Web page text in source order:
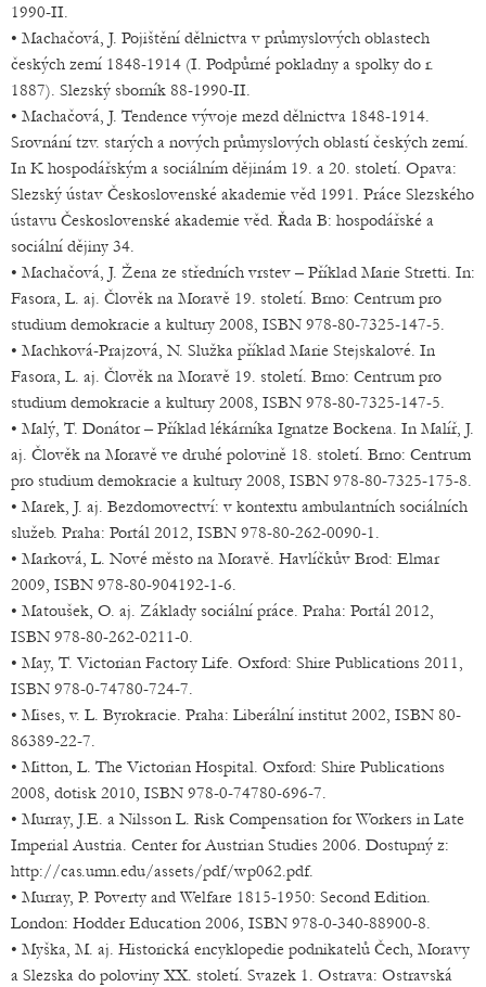
1990-II.
• Machačová, J. Pojištění dělnictva v průmyslových oblastech
českých zemí 1848-1914 (I. Podpůrné pokladny a spolky do r.
1887). Slezský sborník 88-1990-II.
• Machačová, J. Tendence vývoje mezd dělnictva 1848-1914.
Srovnání tzv. starých a nových průmyslových oblastí českých zemí.
In K hospodářským a sociálním dějinám 19. a 20. století. Opava:
Slezský ústav Československé akademie věd 1991. Práce Slezského
ústavu Československé akademie věd. Řada B: hospodářské a
sociální dějiny 34.
• Machačová, J. Žena ze středních vrstev – Příklad Marie Stretti. In:
Fasora, L. aj. Člověk na Moravě 19. století. Brno: Centrum pro
studium demokracie a kultury 2008, ISBN 978-80-7325-147-5.
• Machková-Prajzová, N. Služka příklad Marie Stejskalové. In
Fasora, L. aj. Člověk na Moravě 19. století. Brno: Centrum pro
studium demokracie a kultury 2008, ISBN 978-80-7325-147-5.
• Malý, T. Donátor – Příklad lékárníka Ignatze Bockena. In Malíř, J.
aj. Člověk na Moravě ve druhé polovině 18. století. Brno: Centrum
pro studium demokracie a kultury 2008, ISBN 978-80-7325-175-8.
• Marek, J. aj. Bezdomovectví: v kontextu ambulantních sociálních
služeb. Praha: Portál 2012, ISBN 978-80-262-0090-1.
• Marková, L. Nové město na Moravě. Havlíčkův Brod: Elmar
2009, ISBN 978-80-904192-1-6.
• Matoušek, O. aj. Základy sociální práce. Praha: Portál 2012,
ISBN 978-80-262-0211-0.
• May, T. Victorian Factory Life. Oxford: Shire Publications 2011,
ISBN 978-0-74780-724-7.
• Mises, v. L. Byrokracie. Praha: Liberální institut 2002, ISBN 80-
86389-22-7.
• Mitton, L. The Victorian Hospital. Oxford: Shire Publications
2008, dotisk 2010, ISBN 978-0-74780-696-7.
• Murray, J.E. a Nilsson L. Risk Compensation for Workers in Late
Imperial Austria. Center for Austrian Studies 2006. Dostupný z:
http://cas.umn.edu/assets/pdf/wp062.pdf.
• Murray, P. Poverty and Welfare 1815-1950: Second Edition.
London: Hodder Education 2006, ISBN 978-0-340-88900-8.
• Myška, M. aj. Historická encyklopedie podnikatelů Čech, Moravy
a Slezska do poloviny XX. století. Svazek 1. Ostrava: Ostravská